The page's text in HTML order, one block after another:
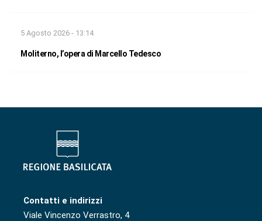
5 Agosto 2026 - 13:14
Moliterno, l’opera di Marcello Tedesco
Contatti e indirizzi
Viale Vincenzo Verrastro, 4